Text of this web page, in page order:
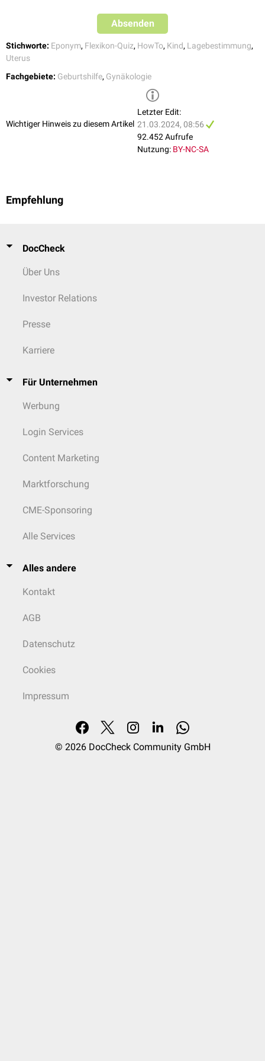
Absenden
Stichworte: Eponym, Flexikon-Quiz, HowTo, Kind, Lagebestimmung,
Uterus
Fachgebiete: Geburtshilfe, Gynäkologie
Wichtiger Hinweis zu diesem Artikel
Letzter Edit:
21.03.2024, 08:56
92.452 Aufrufe
Nutzung: BY-NC-SA
Empfehlung
DocCheck
Über Uns
Investor Relations
Presse
Karriere
Für Unternehmen
Werbung
Login Services
Content Marketing
Marktforschung
CME-Sponsoring
Alle Services
Alles andere
Kontakt
AGB
Datenschutz
Cookies
Impressum
© 2026 DocCheck Community GmbH